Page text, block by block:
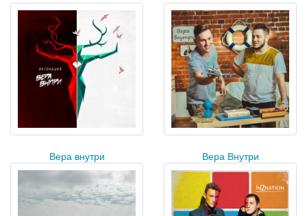
Вера внутри Вера Внутри